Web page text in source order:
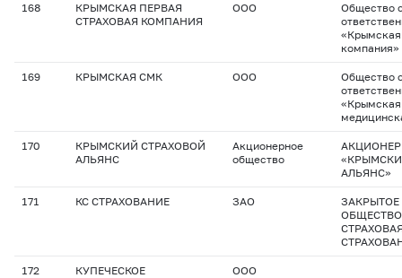
168
КРЫМСКАЯ ПЕРВАЯ
СТРАХОВАЯ КОМПАНИЯ
ООО
Общество
«Крымская
компания»
169 КРЫМСКАЯ СМК ООО
Общество
«Крымская
170
КРЫМСКИЙ СТРАХОВОЙ
АЛЬЯНС
Акционерное
общество
АЛЬЯНС»
171 КС СТРАХОВАНИЕ ЗАО
172 КУПЕЧЕСКОЕ ООО